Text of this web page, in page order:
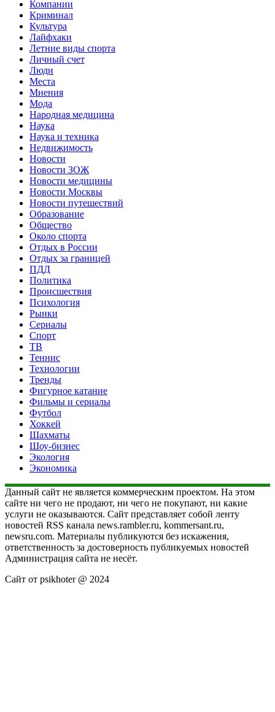
Компании
Криминал
Культура
Лайфхаки
Летние виды спорта
Личный счет
Люди
Места
Мнения
Мода
Народная медицина
Наука
Наука и техника
Недвижимость
Новости
Новости ЗОЖ
Новости медицины
Новости Москвы
Новости путешествий
Образование
Общество
Около спорта
Отдых в России
Отдых за границей
ПДД
Политика
Происшествия
Психология
Рынки
Сериалы
Спорт
ТВ
Теннис
Технологии
Тренды
Фигурное катание
Фильмы и сериалы
Футбол
Хоккей
Шахматы
Шоу-бизнес
Экология
Экономика
Данный сайт не является коммерческим проектом. На этом
сайте ни чего не продают, ни чего не покупают, ни какие
услуги не оказываются. Сайт представляет собой ленту
новостей RSS канала news.rambler.ru, kommersant.ru,
newsru.com. Материалы публикуются без искажения,
ответственность за достоверность публикуемых новостей
Администрация сайта не несёт.
Сайт от psikhoter @ 2024